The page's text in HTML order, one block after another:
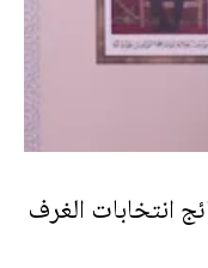
انتخابات الغرف